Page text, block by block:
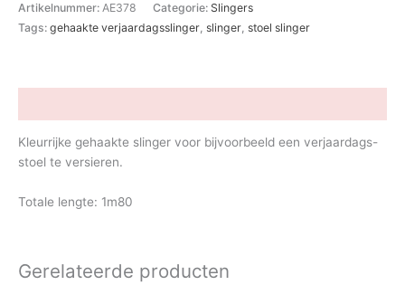
Artikelnummer: AE378 Categorie: Slingers
Tags: gehaakte verjaardagsslinger, slinger, stoel slinger
Kleurrijke gehaakte slinger voor bijvoorbeeld een verjaardags-
stoel te versieren.
Totale lengte: 1m80
Gerelateerde producten